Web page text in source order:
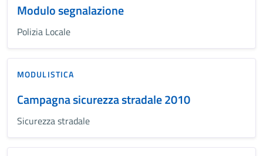
Modulo segnalazione
Polizia Locale
MODULISTICA
Campagna sicurezza stradale 2010
Sicurezza stradale